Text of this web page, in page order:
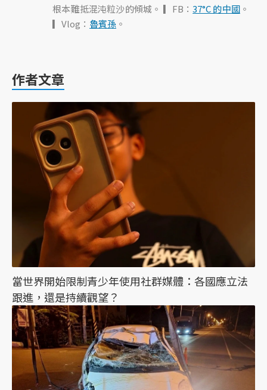
根本難抵混沌粒沙的傾城。 ▎FB：37°C 的中國 。
▎Vlog： 魯賓孫 。
作者文章
當世界開始限制青少年使用社群媒體：各國應立法
跟進，還是持續觀望？